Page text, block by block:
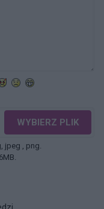
WYBIERZ PLIK
jpeg , png.